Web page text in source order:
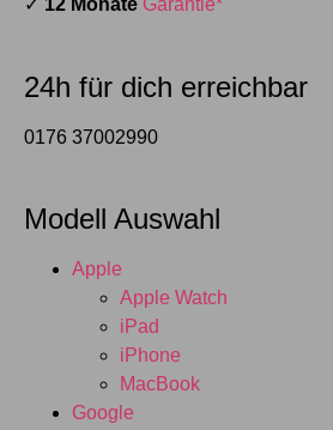
✓ 12 Monate Garantie*
24h für dich erreichbar
0176 37002990
Modell Auswahl
Apple
Apple Watch
iPad
iPhone
MacBook
Google